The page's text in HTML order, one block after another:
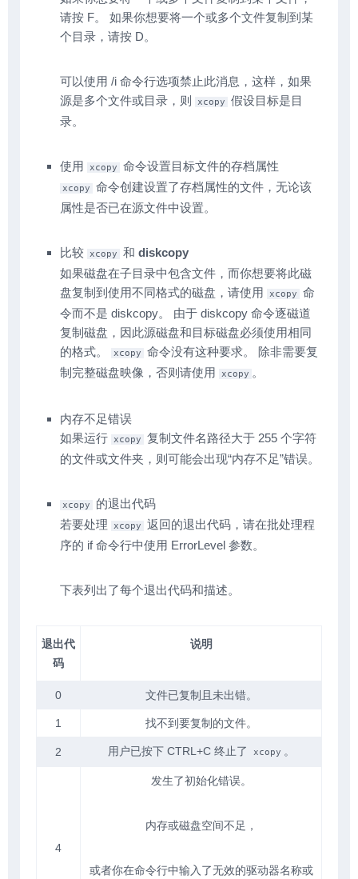
请按 F。 如果你想要将一个或多个文件复制到某
个目录，请按 D。
可以使用 /i 命令行选项禁止此消息，这样，如果
源是多个文件或目录，则
xcopy
假设目标是目
录。
使用 xcopy 命令设置目标文件的存档属性
xcopy
命令创建设置了存档属性的文件，无论该
属性是否已在源文件中设置。
比较 xcopy 和 diskcopy
如果磁盘在子目录中包含文件，而你想要将此磁
盘复制到使用不同格式的磁盘，请使用
xcopy
命
令而不是 diskcopy。 由于 diskcopy 命令逐磁道
复制磁盘，因此源磁盘和目标磁盘必须使用相同
的格式。
xcopy
命令没有这种要求。 除非需要复
制完整磁盘映像，否则请使用
xcopy 。
内存不足错误
如果运行 xcopy
复制文件名路径大于 255 个字符
的文件或文件夹，则可能会出现“内存不足”错误。
xcopy
的退出代码
若要处理
xcopy
返回的退出代码，请在批处理程
序的 if 命令行中使用 ErrorLevel 参数。
下表列出了每个退出代码和描述。
退出代
码
说明
0 文件已复制且未出错。
1 找不到要复制的文件。
2 用户已按下 CTRL+C 终止了 xcopy 。
4
发生了初始化错误。
内存或磁盘空间不足，
或者你在命令行中输入了无效的驱动器名称或